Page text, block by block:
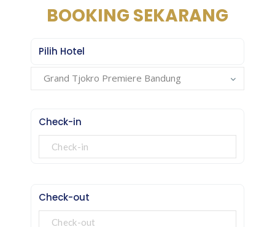
Diskon bervariasi mulai dari 10% sampai dengan 20%
disesuaikan dengan periode low / high season
Harga bersifat dinamis mengikuti tingkat okupansi
Promo berlaku untuk periode menginap sampai
Reservasitidak dapat dibatalkan / Non-refundable
Promosi berlaku hanya untuk reservasi melalui Brand
Website(grandtjokro.com, tjokrohotel.com,
BOOKING SEKARANG
Pilih Hotel
Grand Tjokro Premiere Bandung
Check-in
Check-out